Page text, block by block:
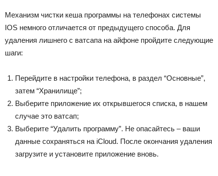
Механизм чистки кеша программы на телефонах системы
IOS немного отличается от предыдущего способа. Для
удаления лишнего с ватсапа на айфоне пройдите следующие
шаги:
Перейдите в настройки телефона, в раздел “Основные”,
затем “Хранилище”;
Выберите приложение их открывшегося списка, в нашем
случае это ватсап;
Выберите “Удалить программу”. Не опасайтесь – ваши
данные сохраняться на iCloud. После окончания удаления
загрузите и установите приложение вновь.